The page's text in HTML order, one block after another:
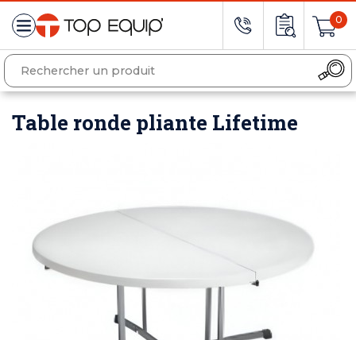
0
Table ronde pliante Lifetime